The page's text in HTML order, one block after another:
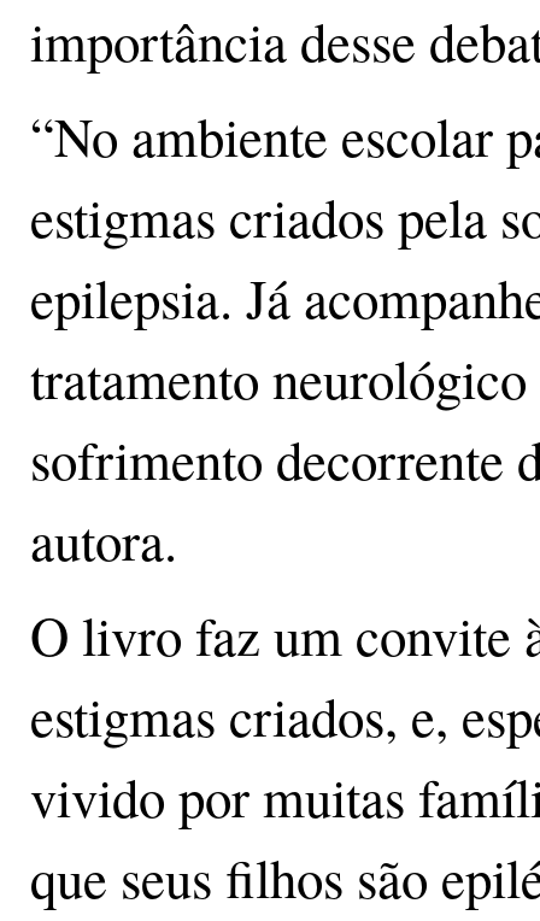
importância desse
“No ambiente escolar
estigmas criados pela
epilepsia. Já
tratamento
sofrimento decorrente
autora.
O livro faz um convite
estigmas criados, e,
vivido por muitas
que seus filhos são